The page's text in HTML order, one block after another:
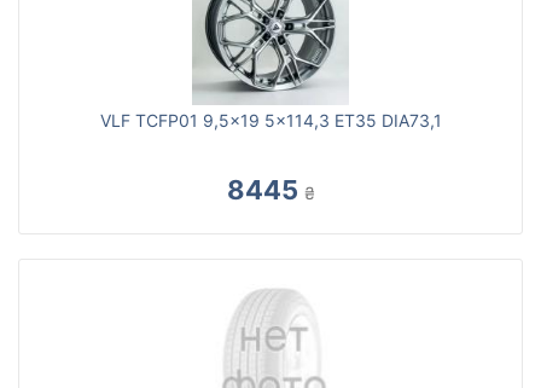
VLF TCFP01 9,5x19 5x114,3 ET35 DIA73,1
8445 ₴